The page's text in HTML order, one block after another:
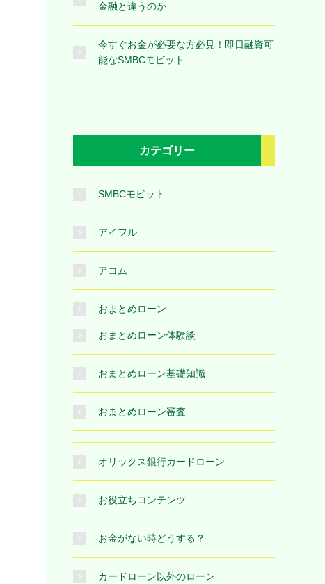
金融と違うのか
今すぐお金が必要な方必見！即日融資可
能なSMBCモビット
カテゴリー
SMBCモビット
アイフル
アコム
おまとめローン
おまとめローン体験談
おまとめローン基礎知識
おまとめローン審査
オリックス銀行カードローン
お役立ちコンテンツ
お金がない時どうする？
カードローン以外のローン